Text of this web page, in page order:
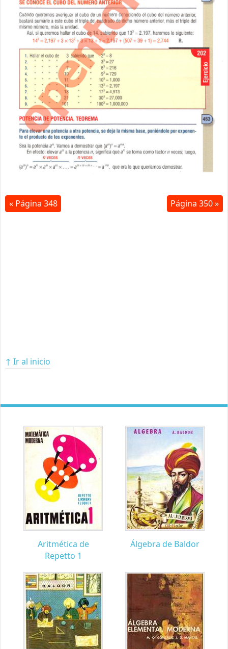
« Página 348 Página 350 »
↑ Ir al inicio
Aritmética de
Repetto 1
Álgebra de Baldor